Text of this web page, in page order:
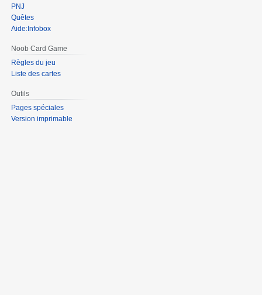
PNJ
Quêtes
Aide:Infobox
Noob Card Game
Règles du jeu
Liste des cartes
Outils
Pages spéciales
Version imprimable